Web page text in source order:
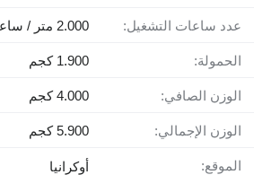
عدد ساعات التشغيل: 2.000 متر / ساعة
الحمولة: 1.900 كجم
الوزن الصافي: 4.000 كجم
الوزن الإجمالي: 5.900 كجم
الموقع:
أوكرانيا